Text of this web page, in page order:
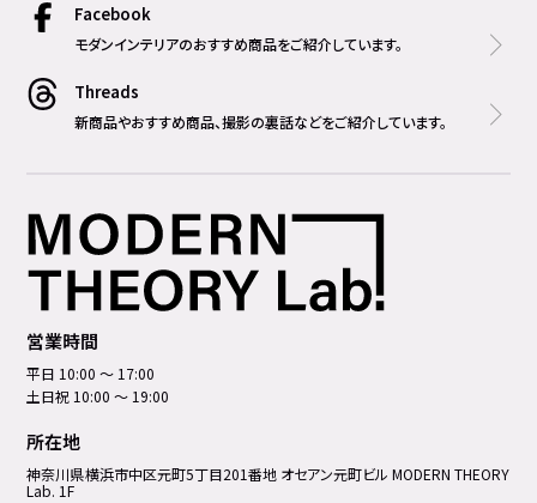
Facebook
モダンインテリアのおすすめ商品をご紹介しています。
Threads
新商品やおすすめ商品、撮影の裏話などをご紹介しています。
営業時間
平日 10:00 ～ 17:00
土日祝 10:00 ～ 19:00
所在地
神奈川県横浜市中区元町5丁⽬201番地 オセアン元町ビル MODERN THEORY
Lab. 1F